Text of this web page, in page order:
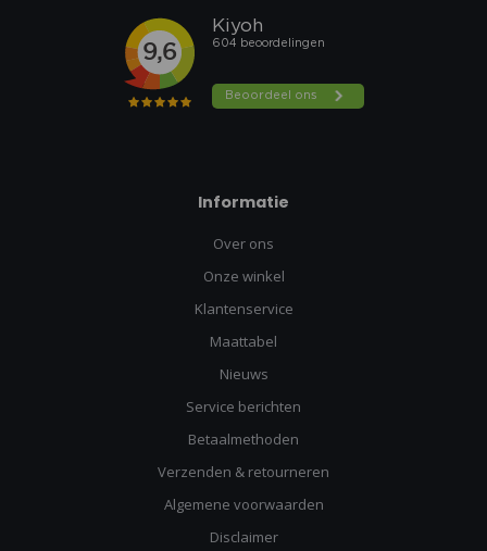
Informatie
Over ons
Onze winkel
Klantenservice
Maattabel
Nieuws
Service berichten
Betaalmethoden
Verzenden & retourneren
Algemene voorwaarden
Disclaimer